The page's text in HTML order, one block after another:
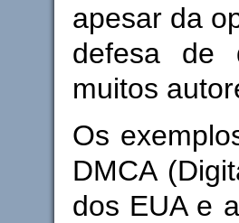
apesar da
defesa de
muitos
Os
DMCA
dos EUA e